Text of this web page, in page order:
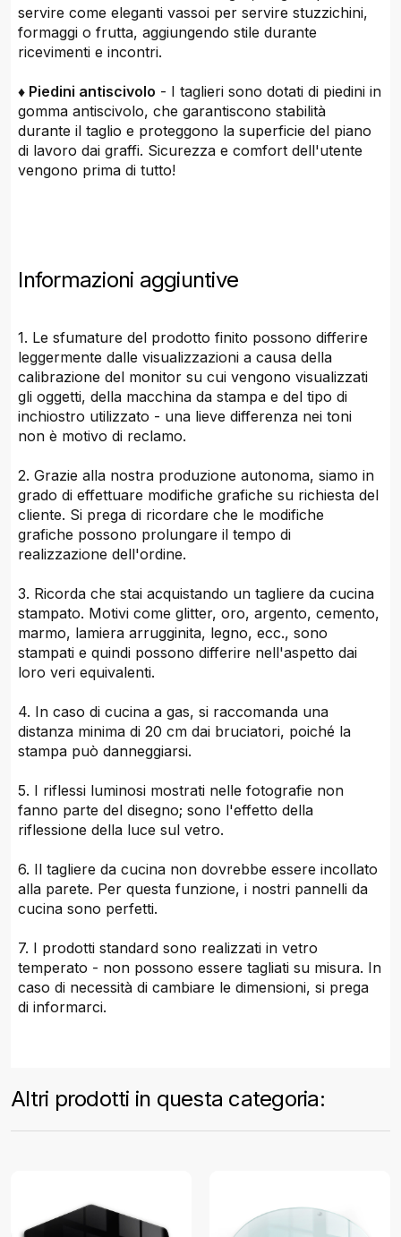
servire come eleganti vassoi per servire stuzzichini,
formaggi o frutta, aggiungendo stile durante
ricevimenti e incontri.
♦ Piedini antiscivolo - I taglieri sono dotati di piedini in
gomma antiscivolo, che garantiscono stabilità
durante il taglio e proteggono la superficie del piano
di lavoro dai graffi. Sicurezza e comfort dell'utente
vengono prima di tutto!
Informazioni aggiuntive
1. Le sfumature del prodotto finito possono differire
leggermente dalle visualizzazioni a causa della
calibrazione del monitor su cui vengono visualizzati
gli oggetti, della macchina da stampa e del tipo di
inchiostro utilizzato - una lieve differenza nei toni
non è motivo di reclamo.
2. Grazie alla nostra produzione autonoma, siamo in
grado di effettuare modifiche grafiche su richiesta del
cliente. Si prega di ricordare che le modifiche
grafiche possono prolungare il tempo di
realizzazione dell'ordine.
3. Ricorda che stai acquistando un tagliere da cucina
stampato. Motivi come glitter, oro, argento, cemento,
marmo, lamiera arrugginita, legno, ecc., sono
stampati e quindi possono differire nell'aspetto dai
loro veri equivalenti.
4. In caso di cucina a gas, si raccomanda una
distanza minima di 20 cm dai bruciatori, poiché la
stampa può danneggiarsi.
5. I riflessi luminosi mostrati nelle fotografie non
fanno parte del disegno; sono l'effetto della
riflessione della luce sul vetro.
6. Il tagliere da cucina non dovrebbe essere incollato
alla parete. Per questa funzione, i nostri pannelli da
cucina sono perfetti.
7. I prodotti standard sono realizzati in vetro
temperato - non possono essere tagliati su misura. In
caso di necessità di cambiare le dimensioni, si prega
di informarci.
Altri prodotti in questa categoria: